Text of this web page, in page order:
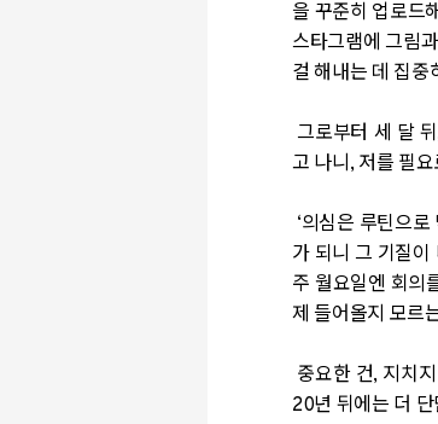
을 꾸준히 업로드
스타그램에 그림
걸 해내는 데 집중
그로부터 세 달
고 나니, 저를 필
‘의심은 루틴으
가 되니 그 기질이
주 월요일엔 회의
제 들어올지 모르
중요한 건, 지치
20년 뒤에는 더